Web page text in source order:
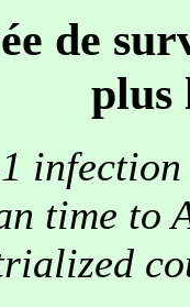
de
plus
time to